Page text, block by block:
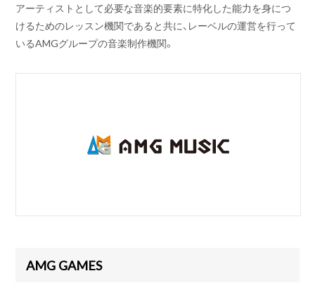
アーティストとして必要な音楽的要素に特化した能力を身につ
けるためのレッスン機関であると共に、レーベルの運営を行って
いるAMGグループの音楽制作機関。
AMG GAMES